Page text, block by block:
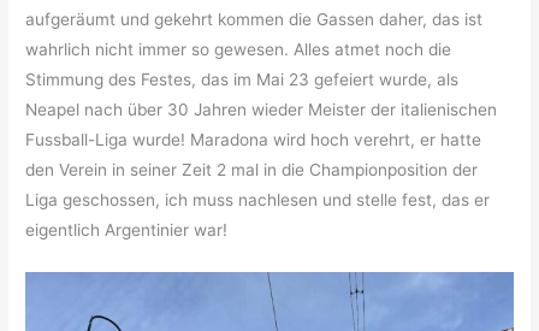
aufgeräumt und gekehrt kommen die Gassen daher, das ist
wahrlich nicht immer so gewesen. Alles atmet noch die
Stimmung des Festes, das im Mai 23 gefeiert wurde, als
Neapel nach über 30 Jahren wieder Meister der italienischen
Fussball-Liga wurde! Maradona wird hoch verehrt, er hatte
den Verein in seiner Zeit 2 mal in die Championposition der
Liga geschossen, ich muss nachlesen und stelle fest, das er
eigentlich Argentinier war!